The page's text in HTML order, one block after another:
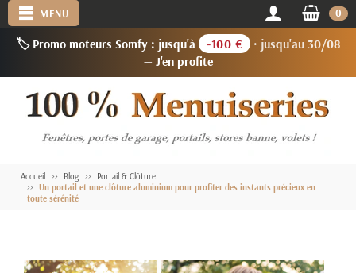
🏷️ Promo moteurs Somfy : jusqu'à -100 €
· jusqu'au 30/08
— J'en profite
MENU 0
Accueil Blog
Portail & Clôture
Un portail et une clôture aluminium pour profiter des instants précieux en
toute sérénité